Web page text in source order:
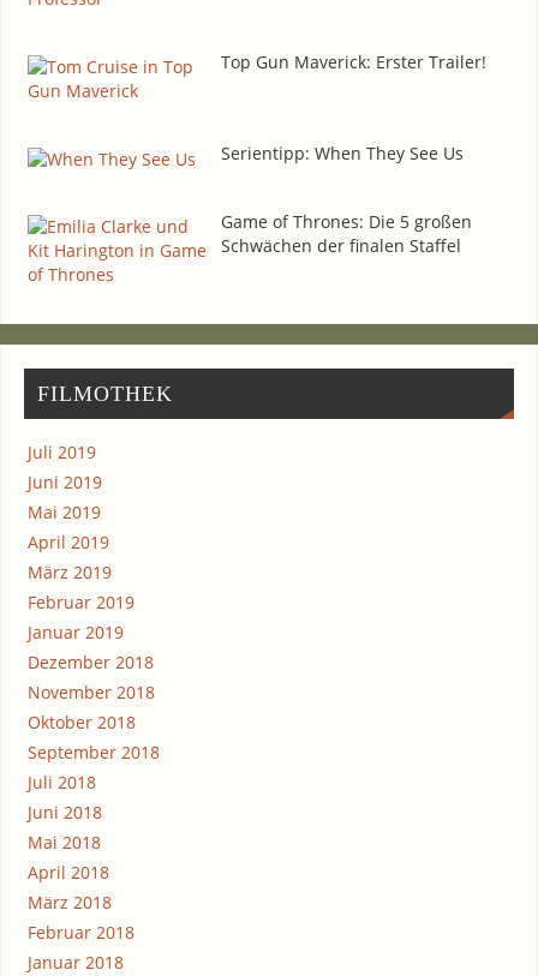
Top Gun Maverick: Ers­ter Trailer!
Seri­en­tipp: When They See Us
Game of Thro­nes: Die 5 gro­ßen
Schwä­chen der fina­len Staffel
FIL­MO­THEK
Juli 2019
Juni 2019
Mai 2019
April 2019
März 2019
Februar 2019
Januar 2019
Dezember 2018
November 2018
Oktober 2018
September 2018
Juli 2018
Juni 2018
Mai 2018
April 2018
März 2018
Februar 2018
Januar 2018